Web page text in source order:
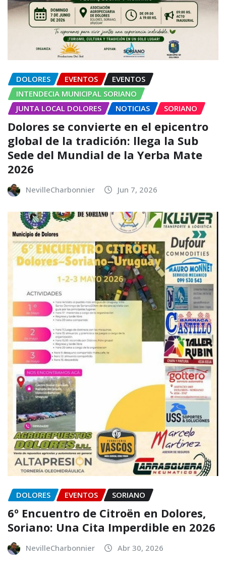
DOLORES EVENTOS
EVENTOS
INTENDECIA MUNICIPAL SORIANO
JUNTA LOCAL DOLORES
NOTICIAS SORIANO
Dolores se convierte en el epicentro
global de la tradición: llega la Sub
Sede del Mundial de la Yerba Mate
2026
NevilleCharbonnier Jun 7, 2026
DOLORES EVENTOS SORIANO
6º Encuentro de Citroën en Dolores,
Soriano: Una Cita Imperdible en 2026
NevilleCharbonnier Abr 30, 2026